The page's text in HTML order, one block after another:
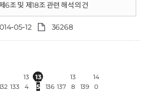
6조 및 제18조 관련 해석의 건
05-12 36268
133
13
4
13
5
136 137
13
8
139
14
0